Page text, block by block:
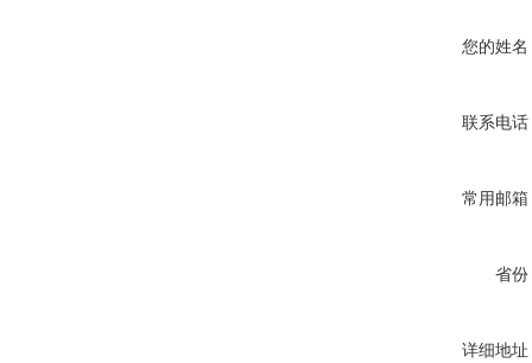
您的姓名
联系电话
常用邮箱
省份
详细地址